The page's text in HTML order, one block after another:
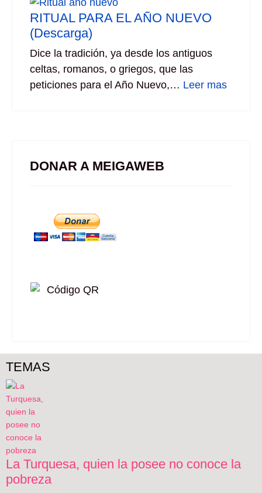
RITUAL PARA EL AÑO NUEVO
(Descarga)
Dice la tradición, ya desde los antiguos
celtas, romanos, o griegos, que las
peticiones para el Año Nuevo,… Leer mas
DONAR A MEIGAWEB
TEMAS
La Turquesa, quien la posee no conoce la
pobreza